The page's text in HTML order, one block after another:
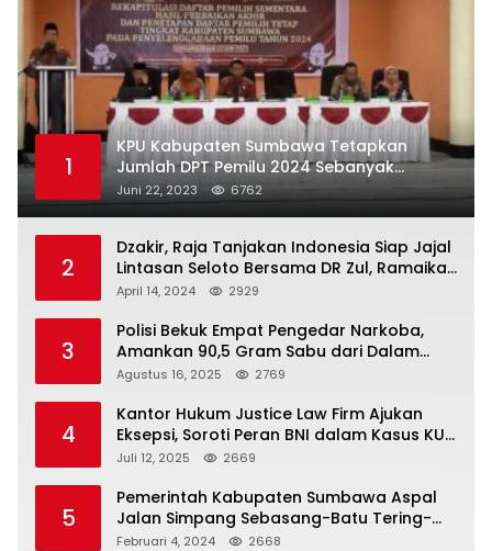
1
KPU Kabupaten Sumbawa Tetapkan
Jumlah DPT Pemilu 2024 Sebanyak
367.987 Pemilih
Juni 22, 2023 6762
2
Dzakir, Raja Tanjakan Indonesia Siap Jajal
Lintasan Seloto Bersama DR Zul, Ramaikan
Trabas JAS #2 KSB
April 14, 2024 2929
3
Polisi Bekuk Empat Pengedar Narkoba,
Amankan 90,5 Gram Sabu dari Dalam
Mobil
Agustus 16, 2025 2769
4
Kantor Hukum Justice Law Firm Ajukan
Eksepsi, Soroti Peran BNI dalam Kasus KUR
Bawang Merah KCP Woha
Juli 12, 2025 2669
5
Pemerintah Kabupaten Sumbawa Aspal
Jalan Simpang Sebasang-Batu Tering-
Lito
Februari 4, 2024 2668